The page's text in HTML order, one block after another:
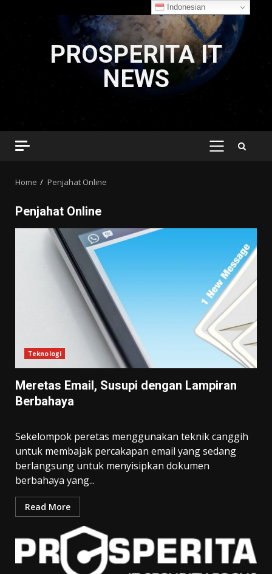
PROSPERITA IT
NEWS
PRIMARY
Home Penjahat Online
Penjahat Online
Teknologi
Meretas Email, Susupi dengan Lampiran
Berbahaya
Sekelompok peretas menggunakan teknik canggih
untuk membajak percakapan email yang sedang
berlangsung untuk menyisipkan dokumen
berbahaya yang...
Read More
Indonesian